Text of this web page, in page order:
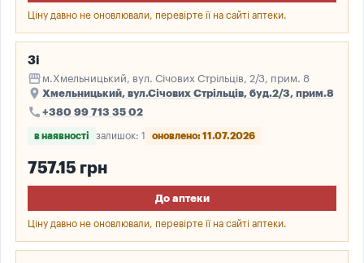
Ціну давно не оновлювали, перевірте її на сайті аптеки.
3і
storefront м.Хмельницький, вул. Січових Стрільців, 2/3, прим. 8
place Хмельницький, вул.Січових Стрільців, буд.2/3, прим.8
call +380 99 713 35 02
в наявності залишок: 1 оновлено: 11.07.2026
757.15 грн
До аптеки
Ціну давно не оновлювали, перевірте її на сайті аптеки.